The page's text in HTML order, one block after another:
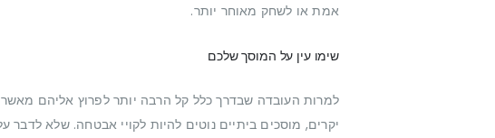
אמת או לשחק מאוחר יותר.
שימו עין על המוסך שלכם
למרות העובדה שבדרך כלל קל הרבה יותר לפרוץ אליהם מאשר
יקרים, מוסכים ביתיים נוטים להיות לקויי אבטחה. שלא